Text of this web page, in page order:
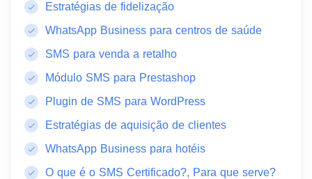
Estratégias de fidelização
WhatsApp Business para centros de saúde
SMS para venda a retalho
Módulo SMS para Prestashop
Plugin de SMS para WordPress
Estratégias de aquisição de clientes
WhatsApp Business para hotéis
O que é o SMS Certificado?, Para que serve?